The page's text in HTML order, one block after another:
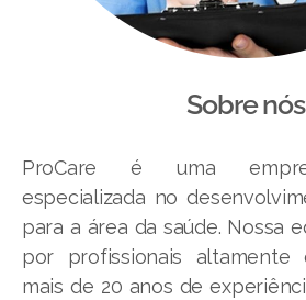
Sobre nós
ProCare é uma
especializada no
para a área da saúde. Nossa
por profissionais altamente
mais de 20 anos de